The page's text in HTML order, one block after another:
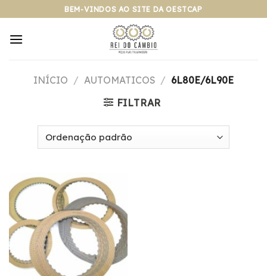
para
BEM-VINDOS AO SITE DA OESTCAP
INÍCIO / AUTOMATICOS / 6L80E/6L90E
FILTRAR